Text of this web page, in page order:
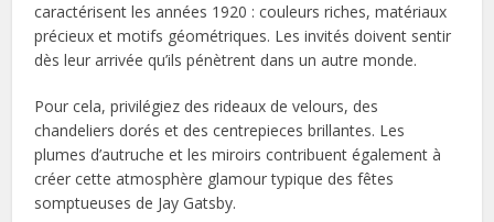
caractérisent les années 1920 : couleurs riches, matériaux
précieux et motifs géométriques. Les invités doivent sentir
dès leur arrivée qu’ils pénètrent dans un autre monde.
Pour cela, privilégiez des rideaux de velours, des
chandeliers dorés et des centrepieces brillantes. Les
plumes d’autruche et les miroirs contribuent également à
créer cette atmosphère glamour typique des fêtes
somptueuses de Jay Gatsby.